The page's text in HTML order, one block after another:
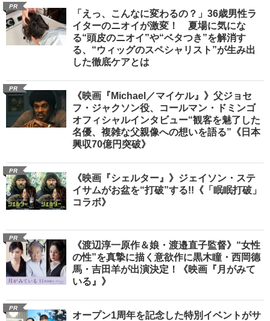
PR
「えっ、こんなに変わるの？」36歳男性ラ
イターのニオイが激変！ 夏場に気にな
る“頭皮のニオイ”や“ベタつき”を解消す
る、“ウィッグのスペシャリスト”が生み出
した徹底ケアとは
PR
《映画『Michael／マイケル』》父ジョセ
フ・ジャクソン役、コールマン・ドミンゴ
オフィシャルインタビュー“観客を魅了した
名優、複雑な父親像への想いを語る”《日本
興収70億円突破》
PR
《映画『シェルター』》ジェイソン・ステ
イサムがお盆を“打破”する!!《「眠眠打破」
コラボ》
PR
《渡辺淳一原作＆娘・渡邉直子監督》“女性
の性”を真摯に描く意欲作に黒木瞳・西岡德
馬・吉田羊が出演決定！《映画『月がみて
いる』》
PR
オープン1周年を記念した特別イベントがサ